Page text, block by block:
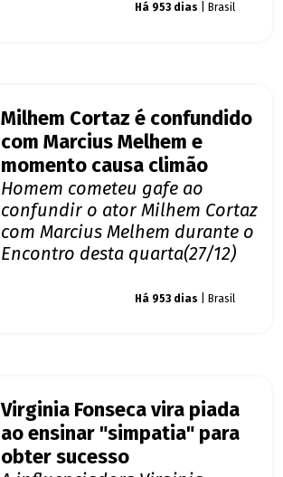
Há 953 dias | Brasil
Milhem Cortaz é confundido
com Marcius Melhem e
momento causa climão
Homem cometeu gafe ao
confundir o ator Milhem Cortaz
com Marcius Melhem durante o
Encontro desta quarta(27/12)
Há 953 dias | Brasil
Virginia Fonseca vira piada
ao ensinar "simpatia" para
obter sucesso